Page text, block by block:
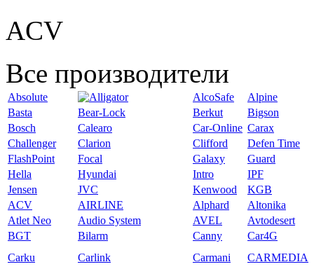
ACV
Все производители
Absolute AlcoSafe
Alpine
Basta
Bear-Lock Berkut
Bigson
Bosch
Calearo Car-Online Carax
Challenger
Clarion Clifford
Defen Time
FlashPoint
Focal Galaxy
Guard
Hella
Hyundai Intro
IPF
Jensen
JVC Kenwood
KGB
ACV
AIRLINE Alphard
Altonika
Atlet Neo
Audio System AVEL
Avtodesert
BGT
Bilarm Canny
Car4G
Carku
Carlink Carmani
CARMEDIA